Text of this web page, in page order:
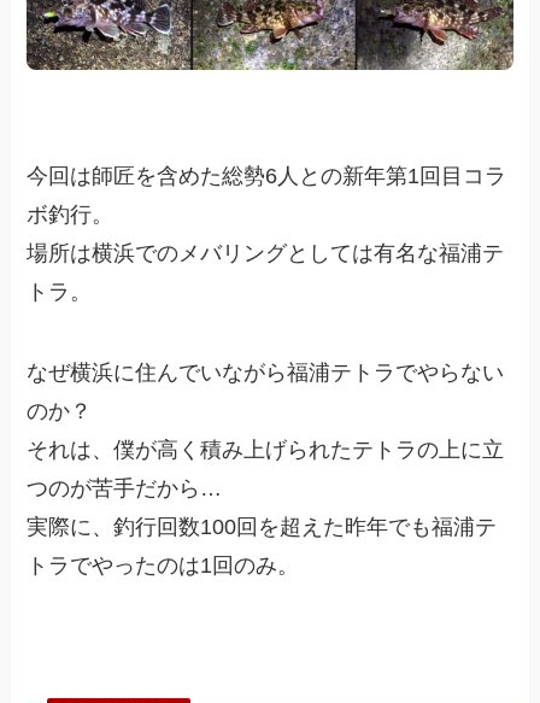
今回は師匠を含めた総勢6人との新年第1回目コラ
ボ釣行。
場所は横浜でのメバリングとしては有名な福浦テ
トラ。
なぜ横浜に住んでいながら福浦テトラでやらない
のか？
それは、僕が高く積み上げられたテトラの上に立
つのが苦手だから…
実際に、釣行回数100回を超えた昨年でも福浦テ
トラでやったのは1回のみ。